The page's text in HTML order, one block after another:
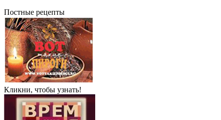
Постные рецепты
Кликни, чтобы узнать!